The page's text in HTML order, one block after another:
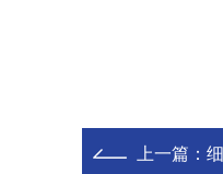
上一篇：